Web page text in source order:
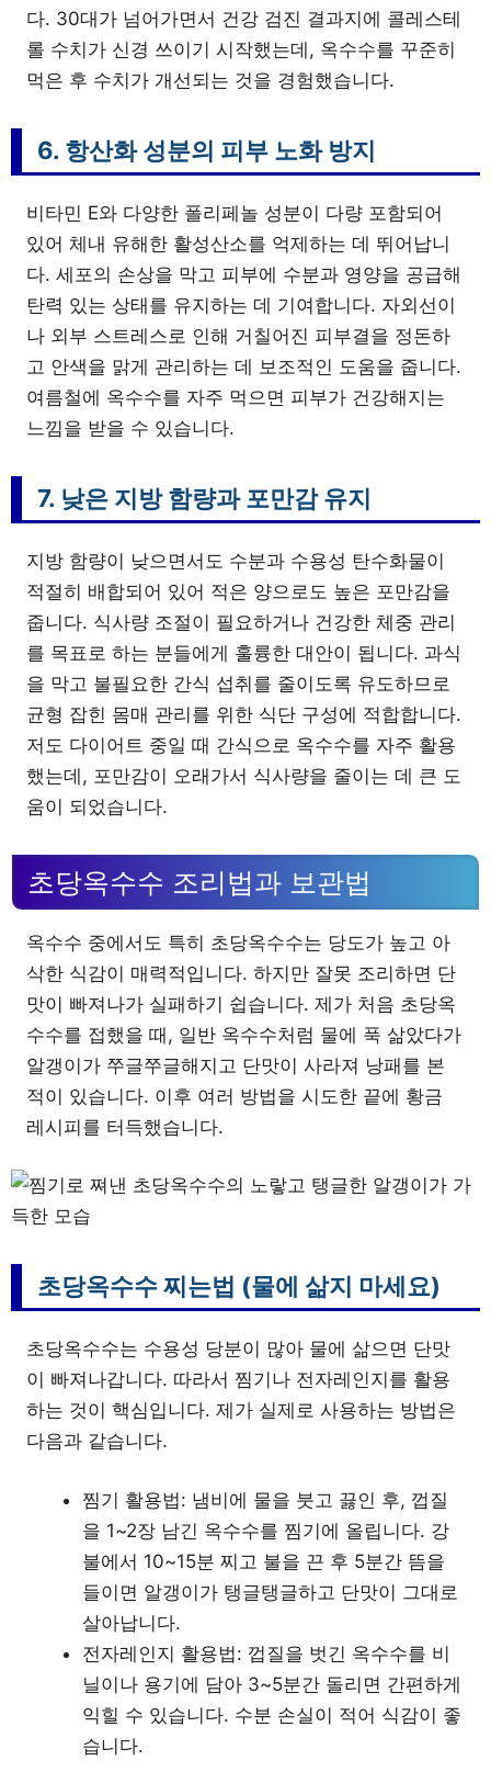
다. 30대가 넘어가면서 건강 검진 결과지에 콜레스테
롤 수치가 신경 쓰이기 시작했는데, 옥수수를 꾸준히
먹은 후 수치가 개선되는 것을 경험했습니다.
6. 항산화 성분의 피부 노화 방지
비타민 E와 다양한 폴리페놀 성분이 다량 포함되어
있어 체내 유해한 활성산소를 억제하는 데 뛰어납니
다. 세포의 손상을 막고 피부에 수분과 영양을 공급해
탄력 있는 상태를 유지하는 데 기여합니다. 자외선이
나 외부 스트레스로 인해 거칠어진 피부결을 정돈하
고 안색을 맑게 관리하는 데 보조적인 도움을 줍니다.
여름철에 옥수수를 자주 먹으면 피부가 건강해지는
느낌을 받을 수 있습니다.
7. 낮은 지방 함량과 포만감 유지
지방 함량이 낮으면서도 수분과 수용성 탄수화물이
적절히 배합되어 있어 적은 양으로도 높은 포만감을
줍니다. 식사량 조절이 필요하거나 건강한 체중 관리
를 목표로 하는 분들에게 훌륭한 대안이 됩니다. 과식
을 막고 불필요한 간식 섭취를 줄이도록 유도하므로
균형 잡힌 몸매 관리를 위한 식단 구성에 적합합니다.
저도 다이어트 중일 때 간식으로 옥수수를 자주 활용
했는데, 포만감이 오래가서 식사량을 줄이는 데 큰 도
움이 되었습니다.
초당옥수수 조리법과 보관법
옥수수 중에서도 특히 초당옥수수는 당도가 높고 아
삭한 식감이 매력적입니다. 하지만 잘못 조리하면 단
맛이 빠져나가 실패하기 쉽습니다. 제가 처음 초당옥
수수를 접했을 때, 일반 옥수수처럼 물에 푹 삶았다가
알갱이가 쭈글쭈글해지고 단맛이 사라져 낭패를 본
적이 있습니다. 이후 여러 방법을 시도한 끝에 황금
레시피를 터득했습니다.
초당옥수수 찌는법 (물에 삶지 마세요)
초당옥수수는 수용성 당분이 많아 물에 삶으면 단맛
이 빠져나갑니다. 따라서 찜기나 전자레인지를 활용
하는 것이 핵심입니다. 제가 실제로 사용하는 방법은
다음과 같습니다.
찜기 활용법: 냄비에 물을 붓고 끓인 후, 껍질
을 1~2장 남긴 옥수수를 찜기에 올립니다. 강
불에서 10~15분 찌고 불을 끈 후 5분간 뜸을
들이면 알갱이가 탱글탱글하고 단맛이 그대로
살아납니다.
전자레인지 활용법: 껍질을 벗긴 옥수수를 비
닐이나 용기에 담아 3~5분간 돌리면 간편하게
익힐 수 있습니다. 수분 손실이 적어 식감이 좋
습니다.